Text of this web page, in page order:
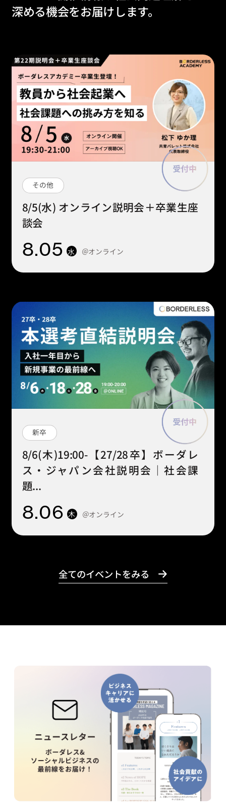
深める機会をお届けします。
その他
8/5(水) オンライン説明会＋卒業生座
談会
8.05 水 ＠オンライン
新卒
8/6(木)19:00-【27/28卒】ボーダレ
ス・ジャパン会社説明会｜社会課
題...
8.06 木 ＠オンライン
全てのイベントをみる